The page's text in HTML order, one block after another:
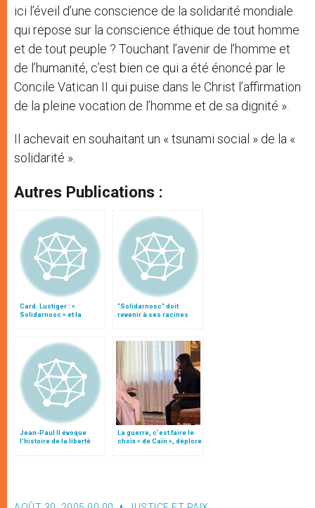
ici l’éveil d’une conscience de la solidarité mondiale
qui repose sur la conscience éthique de tout homme
et de tout peuple ? Touchant l’avenir de l’homme et
de l’humanité, c’est bien ce qui a été énoncé par le
Concile Vatican II qui puise dans le Christ l’affirmation
de la pleine vocation de l’homme et de sa dignité ».
Il achevait en souhaitant un « tsunami social » de la «
solidarité ».
Autres Publications :
Card. Lustiger : «
Solidarnosc » et la
"Solidarnosc" doit
revenir à ses racines
Jean-Paul II évoque
l’histoire de la liberté
La guerre, c’est faire le
choix « de Caïn », déplore